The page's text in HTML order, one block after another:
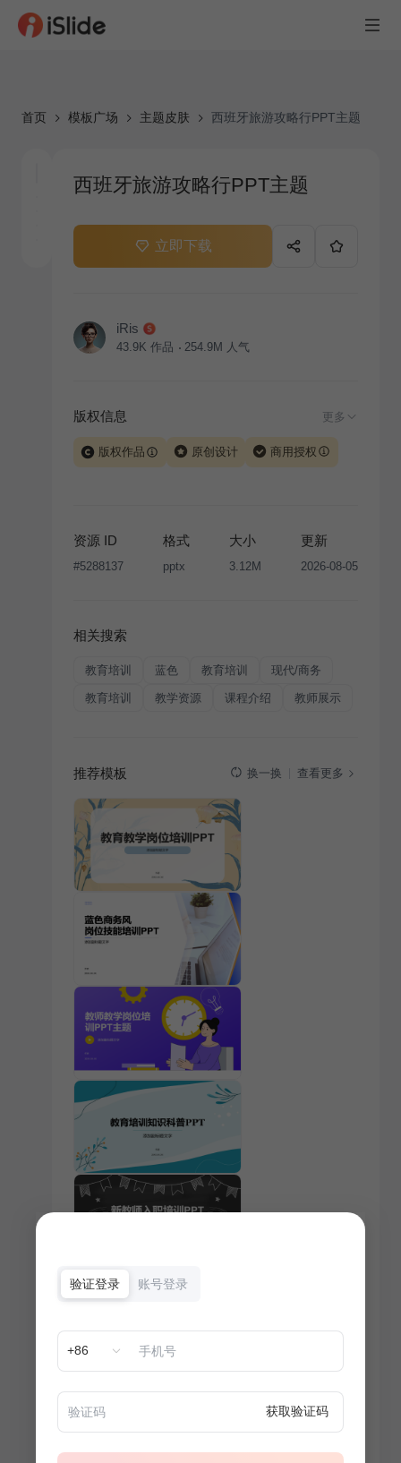
首页 模板广场 主题皮肤 西班牙旅游攻略行PPT主题
西班牙旅游攻略行PPT主题
立即下载
iRis
43.9K 作品 254.9M 人气
版权信息 更多
版权作品 原创设计 商用授权
版权声明
条款，禁止任何形式的转让、出售或出租，未
经投权许可任何人不得擅自转载和分发，否则将接照我
资源 ID
#5288137
格式
pptx
大小
3.12M
更新
2026-08-05
相关搜索
教育培训 蓝色 教育培训 现代/商务
教育培训 教学资源 课程介绍 教师展示
推荐模板 换一换 查看更多
验证登录 账号登录
+86
获取验证码